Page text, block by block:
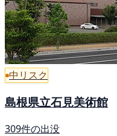
中リスク
島根県立石見美術館
309件の出没